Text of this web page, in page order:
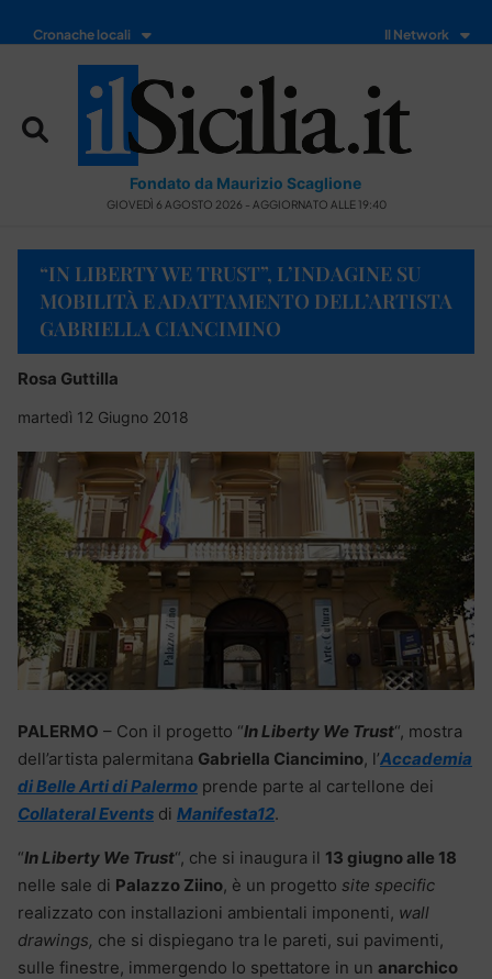
Cronache locali Il Network
Fondato da Maurizio Scaglione
GIOVEDÌ 6 AGOSTO 2026 - AGGIORNATO ALLE 19:40
“IN LIBERTY WE TRUST”, L’INDAGINE SU
MOBILITÀ E ADATTAMENTO DELL’ARTISTA
GABRIELLA CIANCIMINO
Rosa Guttilla
martedì 12 Giugno 2018
PALERMO – Con il progetto “In Liberty We Trust“, mostra
dell’artista palermitana Gabriella Ciancimino, l’Accademia
di Belle Arti di Palermo prende parte al cartellone dei
Collateral Events di Manifesta12.
“In Liberty We Trust“, che si inaugura il 13 giugno alle 18
nelle sale di Palazzo Ziino, è un progetto site specific
realizzato con installazioni ambientali imponenti, wall
drawings, che si dispiegano tra le pareti, sui pavimenti,
sulle finestre, immergendo lo spettatore in un anarchico